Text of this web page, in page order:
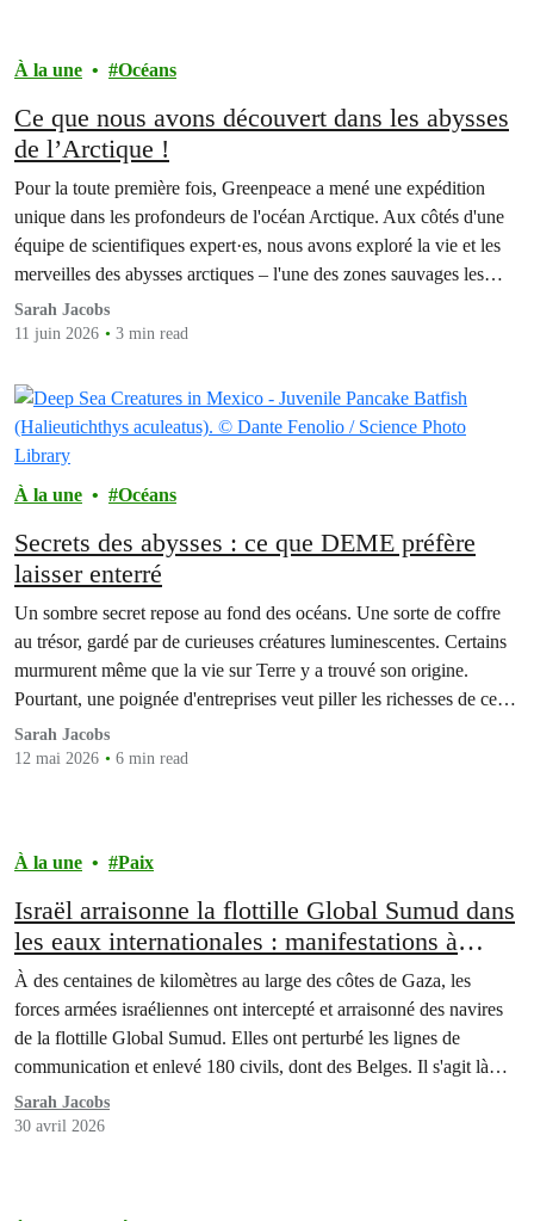
À la une Océans
Ce que nous avons découvert dans les abysses
de l’Arctique !
Pour la toute première fois, Greenpeace a mené une expédition
unique dans les profondeurs de l'océan Arctique. Aux côtés d'une
équipe de scientifiques expert·es, nous avons exploré la vie et les
merveilles des abysses arctiques – l'une des zones sauvages les
moins connues de la planète – et ce que nous avons trouvé nous
a…
Sarah Jacobs
11 juin 2026
3 min read
À la une Océans
Secrets des abysses : ce que DEME préfère
laisser enterré
Un sombre secret repose au fond des océans. Une sorte de coffre
au trésor, gardé par de curieuses créatures luminescentes. Certains
murmurent même que la vie sur Terre y a trouvé son origine.
Pourtant, une poignée d'entreprises veut piller les richesses de ces
fonds marins. Ces entreprises s’attaquent à nos richesses, notre
patrimoine commun car…
Sarah Jacobs
12 mai 2026
6 min read
À la une Paix
Israël arraisonne la flottille Global Sumud dans
les eaux internationales : manifestations à
Bruxelles, Gand et Anvers
À des centaines de kilomètres au large des côtes de Gaza, les
forces armées israéliennes ont intercepté et arraisonné des navires
de la flottille Global Sumud. Elles ont perturbé les lignes de
communication et enlevé 180 civils, dont des Belges. Il s'agit là
d'un nouveau précédent de piraterie dans les eaux internationales.
Sarah Jacobs
30 avril 2026